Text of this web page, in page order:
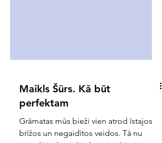
Maikls Šūrs. Kā būt
perfektam